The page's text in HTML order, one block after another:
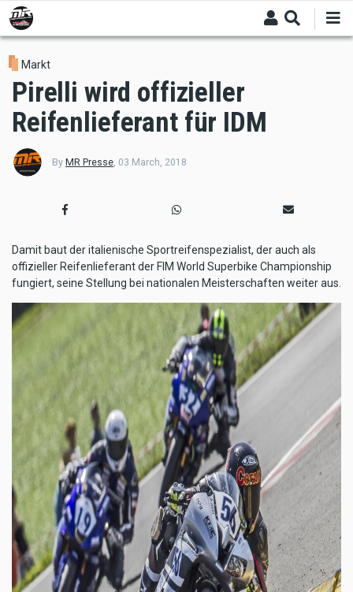
Skip
to
main
content
Markt
Pirelli wird offizieller
Reifenlieferant für IDM
By MR Presse, 03 March, 2018
Damit baut der italienische Sportreifenspezialist, der auch als
offizieller Reifenlieferant der FIM World Superbike Championship
fungiert, seine Stellung bei nationalen Meisterschaften weiter aus.